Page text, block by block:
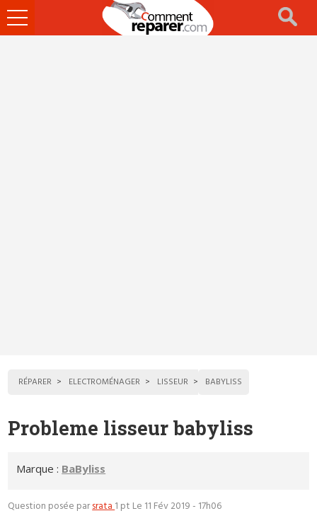
Ouvrir
le
RÉPARER ELECTROMÉNAGER LISSEUR BABYLISS
Probleme lisseur babyliss
Marque : BaByliss
Question posée parsrata1 pt Le 11 Fév 2019 - 17h06